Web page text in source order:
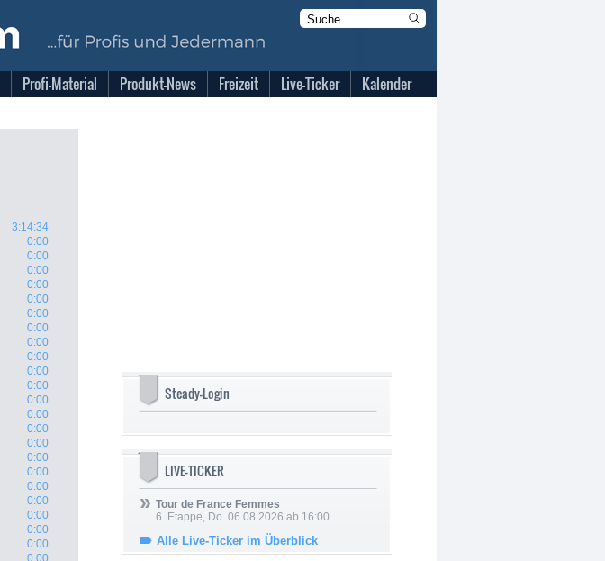
Profi-Material Produkt-News Freizeit Live-Ticker Kalender
3:14:34
0:00
0:00
0:00
0:00
0:00
0:00
0:00
0:00
0:00
0:00
0:00
0:00
0:00
0:00
0:00
0:00
0:00
0:00
0:00
0:00
0:00
0:00
0:00
Steady-Login
LIVE-TICKER
Tour de France Femmes
6. Etappe, Do. 06.08.2026 ab 16:00
Alle Live-Ticker im Überblick